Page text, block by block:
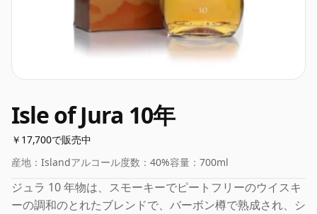
Isle of Jura 10年
￥17,700で販売中
産地： Islandアルコール度数： 40%容量： 700ml
ジュラ 10 年物は、スモーキーでピートフリーのウイスキ
ーの調和のとれたブレンドで、バーボン樽で熟成され、シ